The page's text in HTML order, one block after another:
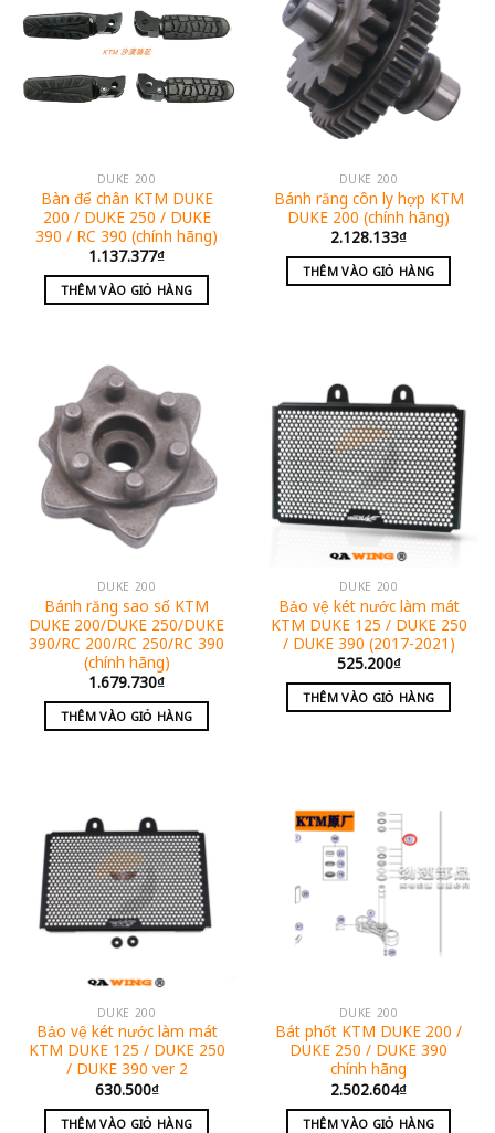
DUKE 200
Bàn để chân KTM DUKE
200 / DUKE 250 / DUKE
390 / RC 390 (chính hãng)
1.137.377₫
THÊM VÀO GIỎ HÀNG
DUKE 200
Bánh răng côn ly hợp KTM
DUKE 200 (chính hãng)
2.128.133₫
THÊM VÀO GIỎ HÀNG
DUKE 200
Bánh răng sao số KTM
DUKE 200/DUKE 250/DUKE
390/RC 200/RC 250/RC 390
(chính hãng)
1.679.730₫
THÊM VÀO GIỎ HÀNG
DUKE 200
Bảo vệ két nước làm mát
KTM DUKE 125 / DUKE 250
/ DUKE 390 (2017-2021)
525.200₫
THÊM VÀO GIỎ HÀNG
DUKE 200
Bảo vệ két nước làm mát
KTM DUKE 125 / DUKE 250
/ DUKE 390 ver 2
630.500₫
THÊM VÀO GIỎ HÀNG
DUKE 200
Bát phốt KTM DUKE 200 /
DUKE 250 / DUKE 390
chính hãng
2.502.604₫
THÊM VÀO GIỎ HÀNG